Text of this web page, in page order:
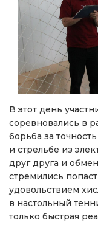
В этот день
соревновались в
борьба за
и стрельбе из
друг друга и
стремились
удовольствием
в настольный
только быстрая